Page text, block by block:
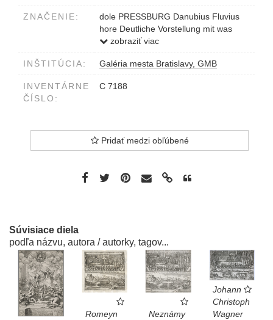
ZNAČENIE:
dole PRESSBURG Danubius Fluvius
hore Deutliche Vorstellung mit was
Herzlichkeit der Durchleuchtigste Fürst
Ertzhertzog zu Osterreich e. den 16.
König in Hungarn einmuhtig erwehlet
zobraziť viac
INŠTITÚCIA: Galéria mesta Bratislavy, GMB
INVENTÁRNE
ČÍSLO:
C 7188
Pridať medzi obľúbené
Súvisiace diela
podľa názvu, autora / autorky, tagov...
Romeyn
Neznámy
Johann
Christoph
Wagner